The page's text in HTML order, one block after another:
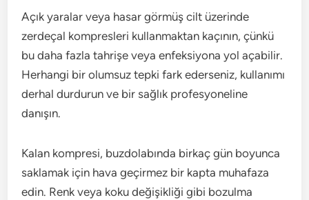
Açık yaralar veya hasar görmüş cilt üzerinde
zerdeçal kompresleri kullanmaktan kaçının, çünkü
bu daha fazla tahrişe veya enfeksiyona yol açabilir.
Herhangi bir olumsuz tepki fark ederseniz, kullanımı
derhal durdurun ve bir sağlık profesyoneline
danışın.
Kalan kompresi, buzdolabında birkaç gün boyunca
saklamak için hava geçirmez bir kapta muhafaza
edin. Renk veya koku değişikliği gibi bozulma